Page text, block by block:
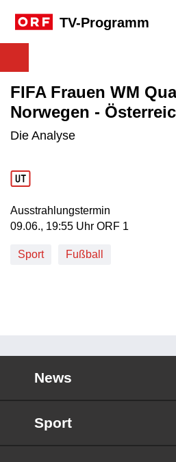
TV-Programm
FIFA Frauen WM
Norwegen -
Die Analyse
Ausstrahlungstermin
09. Juni, 19:55 Uhr in ORF 1
09.06., 19:55 Uhr ORF 1
Sport Fußball
News
Sport